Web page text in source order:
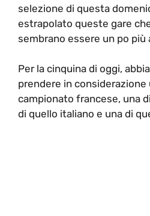
selezione di questa
estrapolato queste gare
sembrano essere un po più
Per la cinquina di oggi,
prendere in considerazione
campionato francese, una
di quello italiano e una di